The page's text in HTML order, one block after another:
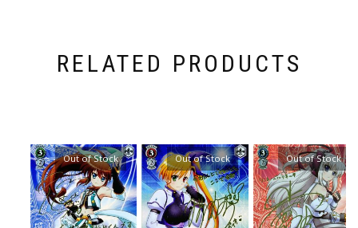
RELATED PRODUCTS
Out of Stock Out of Stock Out of Stock